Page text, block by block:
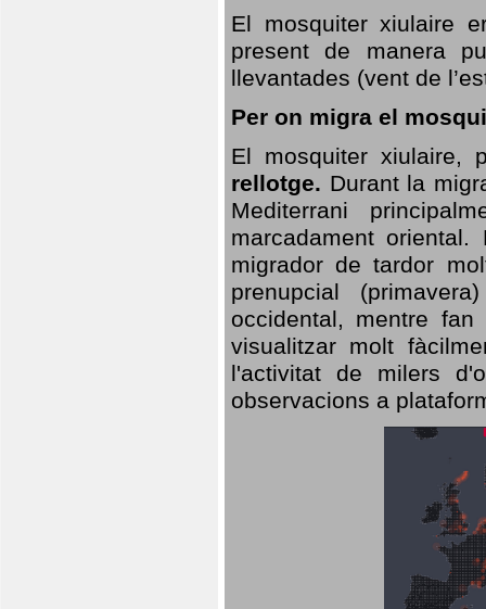
El mosquiter xiulaire
present de manera
llevantades (vent de
Per on migra el
El mosquiter xiulaire,
rellotge. Durant la
Mediterrani
marcadament
migrador de tardor
prenupcial
occidental, mentre
visualitzar molt
l'activitat de milers
observacions a